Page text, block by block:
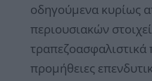
οδηγούμενα κυρίως
περιουσιακών
τραπεζοασφαλιστικά
προμήθειες